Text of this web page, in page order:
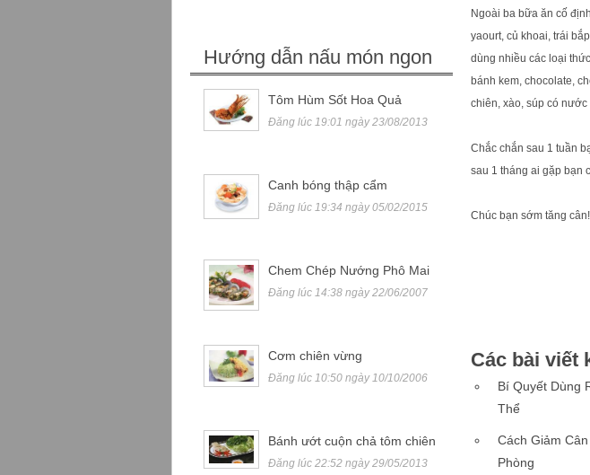
Hướng dẫn nấu món ngon
Tôm Hùm Sốt Hoa Quả
Đăng lúc 19:01 ngày 23/08/2013
Canh bóng thập cẩm
Đăng lúc 19:34 ngày 05/02/2015
Chem Chép Nướng Phô Mai
Đăng lúc 14:38 ngày 22/06/2007
Cơm chiên vừng
Đăng lúc 10:50 ngày 10/10/2006
Bánh ướt cuộn chả tôm chiên
Đăng lúc 22:52 ngày 29/05/2013
Ngoài ba bữa ăn cố
yaourt, củ khoai, trái
dùng nhiều các loại
bánh kem, chocolate,
chiên, xào, súp có
Chắc chắn sau 1 tuần
sau 1 tháng ai gặp bạn
Chúc bạn sớm tăng cân!
Các bài viết
Bí Quyết Dùng
Thể
Cách Giảm
Phòng